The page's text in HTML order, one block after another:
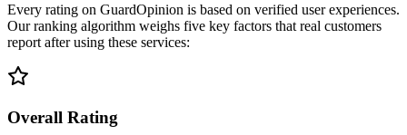
Every rating on GuardOpinion is based on verified user experiences.
Our ranking algorithm weighs five key factors that real customers
report after using these services:
Overall Rating